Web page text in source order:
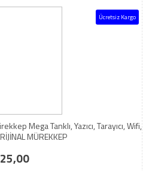
Ücretsiz Kargo
Mega Tanklı, Yazıcı, Tarayıcı, Wifi,
MÜREKKEP